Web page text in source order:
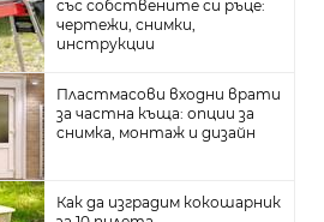
със собствените си ръце:
чертежи, снимки,
инструкции
Пластмасови входни врати
за частна къща: опции за
снимка, монтаж и дизайн
Как да изградим кокошарник